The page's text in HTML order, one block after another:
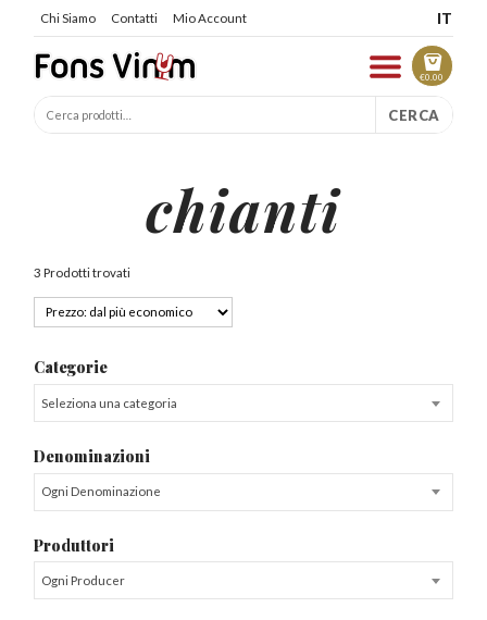
Chi Siamo Contatti Mio Account IT
€0.00
CERCA
chianti
3 Prodotti trovati
Categorie
Seleziona una categoria
Denominazioni
Ogni Denominazione
Produttori
Ogni Producer